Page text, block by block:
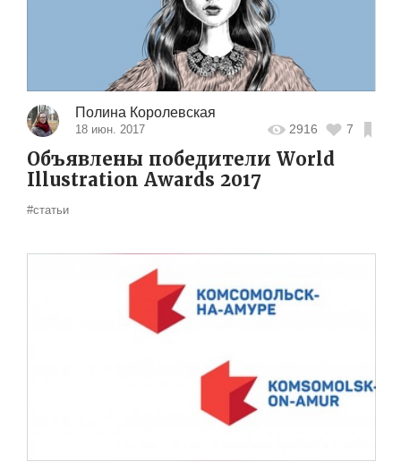
Полина Королевская
18 июн. 2017 2916 7
Объявлены победители World
Illustration Awards 2017
#статьи